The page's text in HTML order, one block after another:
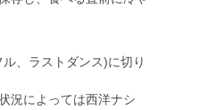
、ラストダンス)に切り
況によっては西洋ナシ